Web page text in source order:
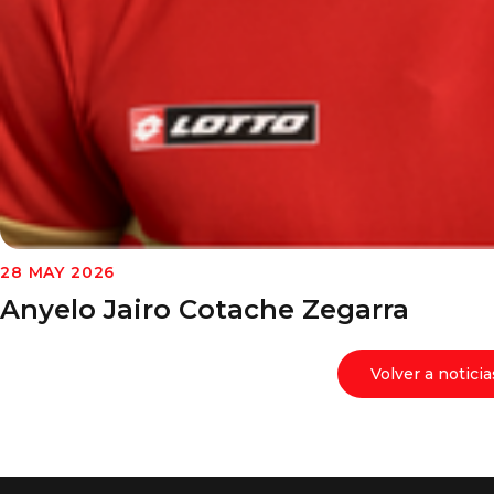
28 MAY 2026
Anyelo Jairo Cotache Zegarra
Volver a